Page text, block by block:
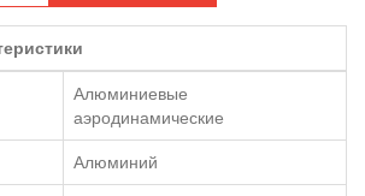
Алюминиевые
аэродинамические
Алюминий